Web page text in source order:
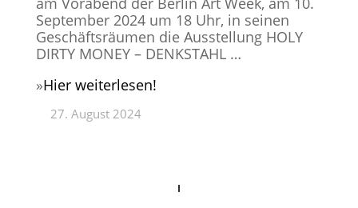
September 2024 um 18 Uhr, in seinen
Geschäftsräumen die Ausstellung HOLY
DIRTY MONEY – DENKSTAHL …
»Hier weiterlesen!
27. August 2024